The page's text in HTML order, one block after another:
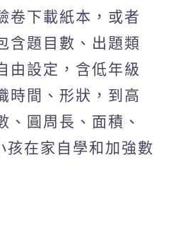
卷下載紙本，或者
含題目數、出題類
由設定，含低年級
時間、形狀，到高
、圓周長、面積、
在家自學和加強數